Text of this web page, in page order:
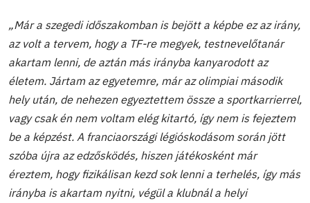
„Már a szegedi időszakomban is bejött a képbe ez az irány,
az volt a tervem, hogy a TF-re megyek, testnevelőtanár
akartam lenni, de aztán más irányba kanyarodott az
életem. Jártam az egyetemre, már az olimpiai második
hely után, de nehezen egyeztettem össze a sportkarrierrel,
vagy csak én nem voltam elég kitartó, így nem is fejeztem
be a képzést. A franciaországi légióskodásom során jött
szóba újra az edzősködés, hiszen játékosként már
éreztem, hogy fizikálisan kezd sok lenni a terhelés, így más
irányba is akartam nyitni, végül a klubnál a helyi